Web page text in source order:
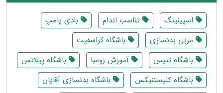
اسپینینگ تناسب اندام
بادی پامپ
مربی بدنسازی
باشگاه کراسفیت
باشگاه تنیس
آموزش زومبا
باشگاه پیلاتس
باشگاه کلیستنیکس
باشگاه بدنسازی آقایان